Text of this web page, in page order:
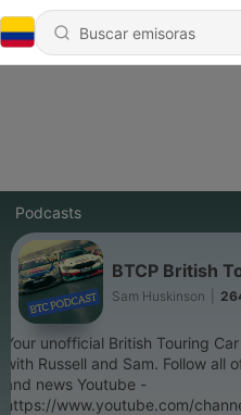
Podcasts
BTCP British
Sam Huskinson
Your unofficial British Touring
with Russell and Sam. Follow all of the BTCC action, reviews, views
and news Youtube -
https://www.youtube.com/